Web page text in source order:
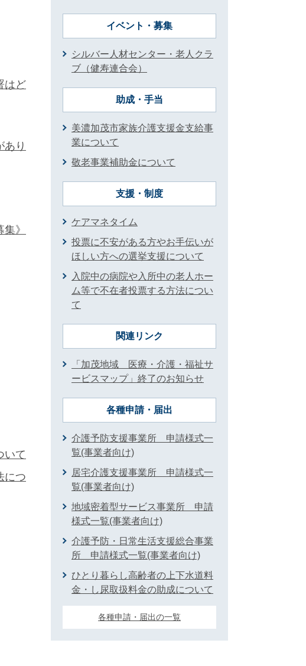
はど
あり
》
いて
につ
イベント・募集
シルバー人材センター・老人クラ
ブ（健寿連合会）
助成・手当
美濃加茂市家族介護支援金支給事
業について
敬老事業補助金について
支援・制度
ケアマネタイム
投票に不安がある方やお手伝いが
ほしい方への選挙支援について
入院中の病院や入所中の老人ホー
ム等で不在者投票する方法につい
て
関連リンク
「加茂地域 医療・介護・福祉サ
ービスマップ」終了のお知らせ
各種申請・届出
介護予防支援事業所 申請様式一
覧(事業者向け)
居宅介護支援事業所 申請様式一
覧(事業者向け)
地域密着型サービス事業所 申請
様式一覧(事業者向け)
介護予防・日常生活支援総合事業
所 申請様式一覧(事業者向け)
ひとり暮らし高齢者の上下水道料
金・し尿取扱料金の助成について
各種申請・届出の一覧